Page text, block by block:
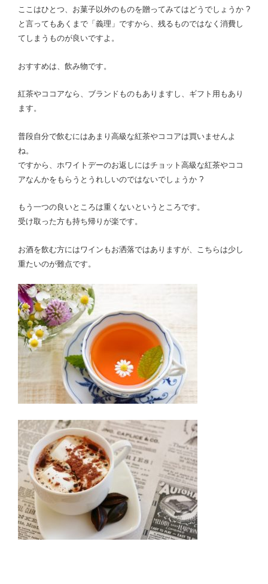
ここはひとつ、お菓子以外のものを贈ってみてはどうでしょうか ?
と言ってもあくまで「義理」ですから、残るものではなく消費し
てしまうものが良いですよ。
おすすめは、飲み物です。
紅茶やココアなら、ブランドものもありますし、ギフト用もあり
ます。
普段自分で飲むにはあまり高級な紅茶やココアは買いませんよ
ね。
ですから、ホワイトデーのお返しにはチョット高級な紅茶やココ
アなんかをもらうとうれしいのではないでしょうか ?
もう一つの良いところは重くないというところです。
受け取った方も持ち帰りが楽です。
お酒を飲む方にはワインもお洒落ではありますが、こちらは少し
重たいのが難点です。